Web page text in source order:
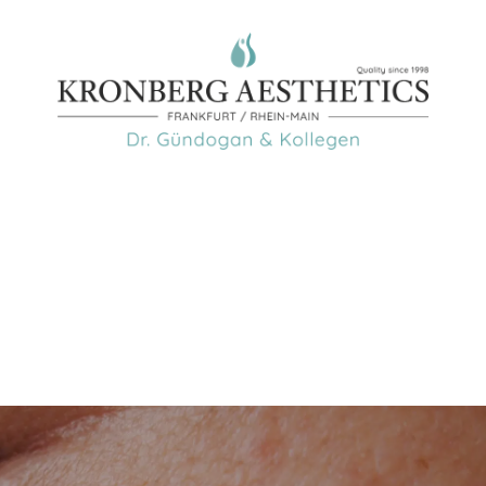
für Frankfurt & Rhein-
Main